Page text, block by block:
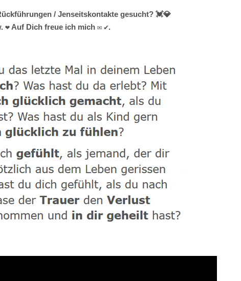
/ Jenseitskontakte gesucht? 💓️💎
❤ Auf Dich freue ich mich ✉ ✔.